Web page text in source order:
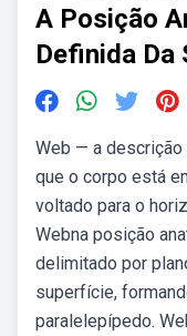
A Posição
Definida Da
Web — a descrição
que o corpo está
voltado para o
Webna posição
delimitado por
superfície,
paralelepípedo.